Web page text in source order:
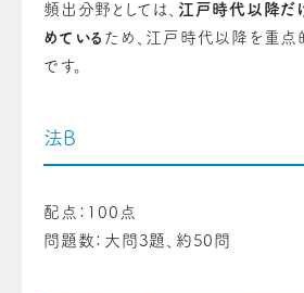
頻出分野としては、 江戸時代以降だ
めている ため、江戸時代以降を重点
です。
法B
配点：100点
問題数：大問3題、約50問